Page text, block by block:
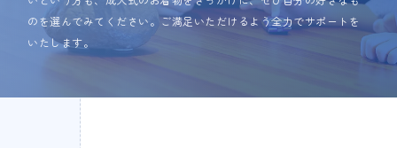
のを選んでみてください。ご満足いただけるよう全力でサポートを
いたします。